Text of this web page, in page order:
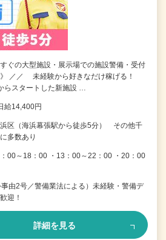
ぐの大型施設・展示場での施設警備・受付
／／ 未経験から好きなだけ稼げる！
らスタートした新施設 …
給14,400円
区（海浜幕張駅から徒歩5分） その他千
多数あり
00～18：00 ・13：00～22：00 ・20：00
由2号／警備業法による）未経験・警備デ
迎！
詳細を見る